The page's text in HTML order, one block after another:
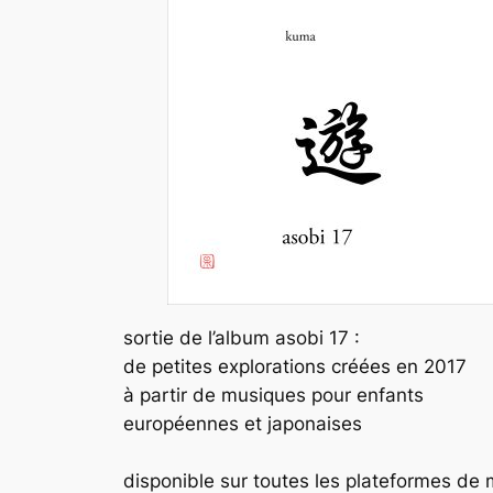
sortie de l’album asobi 17 :
de petites explorations créées en 2017
à partir de musiques pour enfants
européennes et japonaises
disponible sur toutes les plateformes de